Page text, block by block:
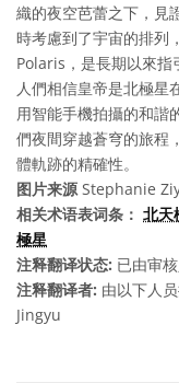
織的夜空芭蕾之下，見
時考慮到了宇宙的排列
Polaris，是長期以來指
人們相信皇帝是北極星
用智能手機拍攝的和諧
們夜間穿越蒼穹的旅程
體軌跡的精確性。
图片来源Stephanie
相关术语表词条： 北天
極星
注释翻译状态: 已由审
注释翻译者: 由以下人
Jingyu